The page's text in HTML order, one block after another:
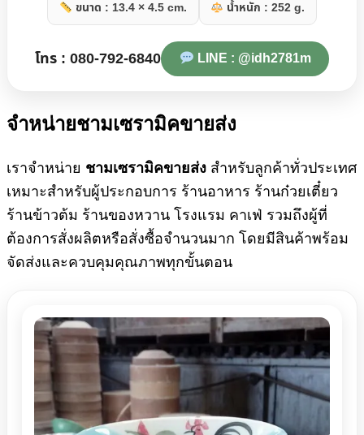
ขนาด : 13.4 × 4.5 cm. น้ำหนัก : 252 g.
โทร : 080-792-6840 LINE : @idh2781m
จำหน่ายชามเซรามิคขายส่ง
เราจำหน่าย ชามเซรามิคขายส่ง สำหรับลูกค้าทั่วประเทศ
เหมาะสำหรับผู้ประกอบการ ร้านอาหาร ร้านก๋วยเตี๋ยว
ร้านข้าวต้ม ร้านของหวาน โรงแรม คาเฟ่ รวมถึงผู้ที่
ต้องการสั่งผลิตหรือสั่งซื้อจำนวนมาก โดยมีสินค้าพร้อม
จัดส่งและควบคุมคุณภาพทุกขั้นตอน